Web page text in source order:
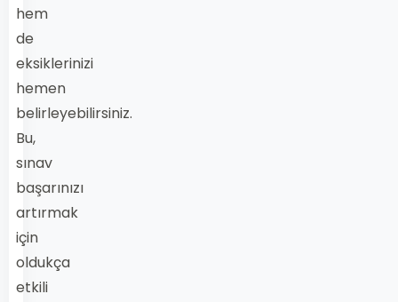
hem
de
eksiklerinizi
hemen
belirleyebilirsiniz.
Bu,
sınav
başarınızı
artırmak
için
oldukça
etkili